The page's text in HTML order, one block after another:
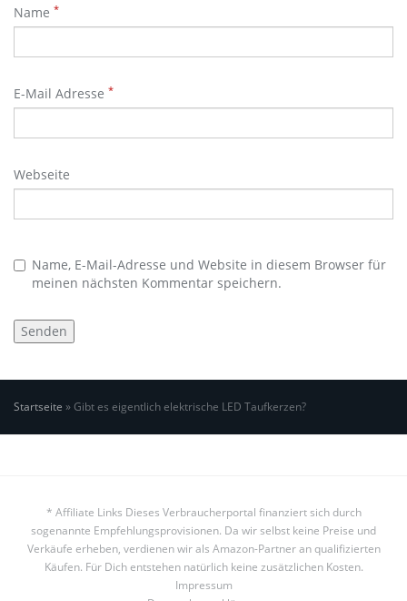
Name *
E-Mail Adresse *
Webseite
Name, E-Mail-Adresse und Website in diesem Browser für
meinen nächsten Kommentar speichern.
Startseite »Gibt es eigentlich elektrische LED Taufkerzen?
* Affiliate Links Dieses Verbraucherportal finanziert sich durch
sogenannte Empfehlungsprovisionen. Da wir selbst keine Preise und
Verkäufe erheben, verdienen wir als Amazon-Partner an qualifizierten
Käufen. Für Dich entstehen natürlich keine zusätzlichen Kosten.
Impressum